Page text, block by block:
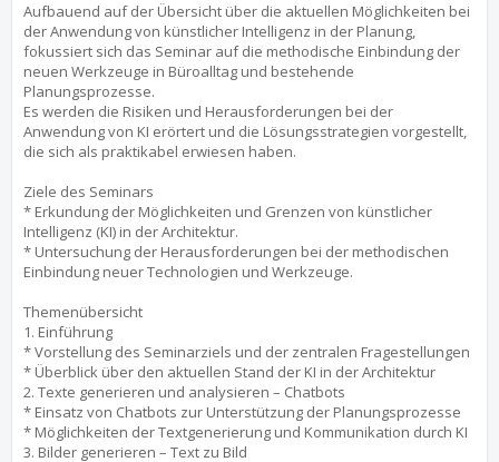
Aufbauend auf der Übersicht über die aktuellen Möglichkeiten bei
der Anwendung von künstlicher Intelligenz in der Planung,
fokussiert sich das Seminar auf die methodische Einbindung der
neuen Werkzeuge in Büroalltag und bestehende
Planungsprozesse.
Es werden die Risiken und Herausforderungen bei der
Anwendung von KI erörtert und die Lösungsstrategien vorgestellt,
die sich als praktikabel erwiesen haben.
Ziele des Seminars
* Erkundung der Möglichkeiten und Grenzen von künstlicher
Intelligenz (KI) in der Architektur.
* Untersuchung der Herausforderungen bei der methodischen
Einbindung neuer Technologien und Werkzeuge.
Themenübersicht
1. Einführung
* Vorstellung des Seminarziels und der zentralen Fragestellungen
* Überblick über den aktuellen Stand der KI in der Architektur
2. Texte generieren und analysieren – Chatbots
* Einsatz von Chatbots zur Unterstützung der Planungsprozesse
* Möglichkeiten der Textgenerierung und Kommunikation durch KI
3. Bilder generieren – Text zu Bild